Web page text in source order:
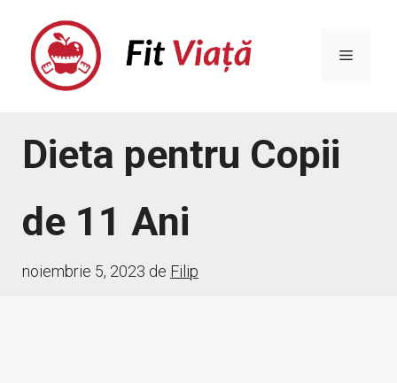
conținut
Meniu
Dieta pentru Copii
de 11 Ani
noiembrie 5, 2023 de Filip